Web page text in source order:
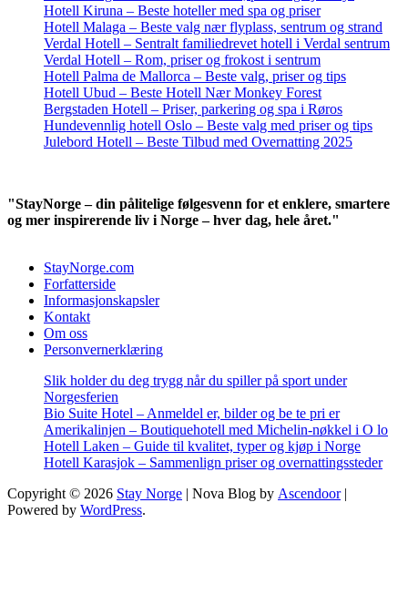
Hotell Kiruna – Beste hoteller med spa og priser
Hotell Malaga – Beste valg nær flyplass, sentrum og strand
Verdal Hotell – Sentralt familiedrevet hotell i Verdal sentrum
Verdal Hotell – Rom, priser og frokost i sentrum
Hotell Palma de Mallorca – Beste valg, priser og tips
Hotell Ubud – Beste Hotell Nær Monkey Forest
Bergstaden Hotell – Priser, parkering og spa i Røros
Hundevennlig hotell Oslo – Beste valg med priser og tips
Julebord Hotell – Beste Tilbud med Overnatting 2025
"StayNorge – din pålitelige følgesvenn for et enklere, smartere
og mer inspirerende liv i Norge – hver dag, hele året."
StayNorge.com
Forfatterside
Informasjonskapsler
Kontakt
Om oss
Personvernerklæring
Slik holder du deg trygg når du spiller på sport under
Norgesferien
Bio Suite Hotel – Anmeldel er, bilder og be te pri er
Amerikalinjen – Boutiquehotell med Michelin-nøkkel i O lo
Hotell Laken – Guide til kvalitet, typer og kjøp i Norge
Hotell Karasjok – Sammenlign priser og overnattingssteder
Copyright © 2026 Stay Norge | Nova Blog by Ascendoor|
Powered by WordPress.